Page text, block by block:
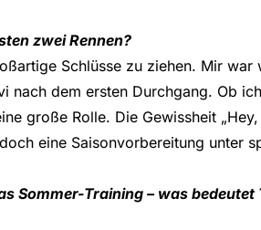
zwei Rennen?
Schlüsse zu ziehen. Mir war
nach dem ersten Durchgang. Ob
große Rolle. Die Gewissheit
eine Saisonvorbereitung unter
Sommer-Training – was